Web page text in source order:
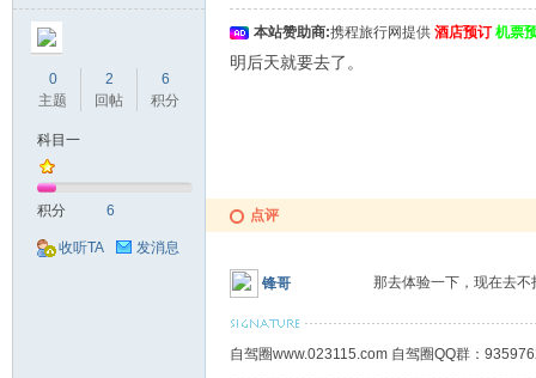
0
主题
2
回帖
6
积分
科目一
积分 6
收听TA 发消息
本站赞助商:携程旅行网提供 酒店预订 机票
明后天就要去了。
点评
锋哥 那去体验一下，现在去
自驾圈www.023115.com 自驾圈QQ群：